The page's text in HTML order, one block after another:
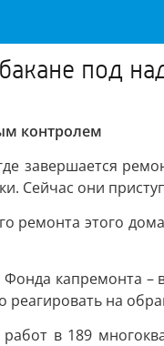
под
контролем
завершается
Сейчас они
ремонта этого
Фонда
реагировать на
в 189